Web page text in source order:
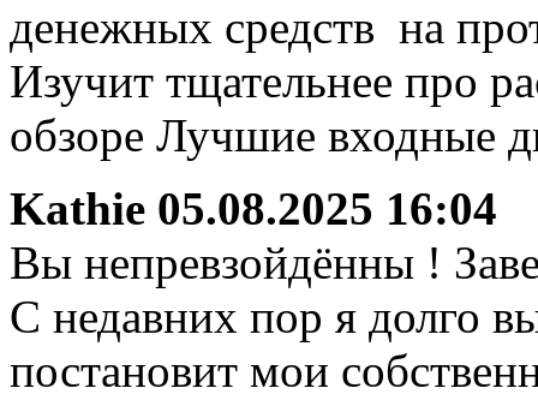
денежных средств на
Изучит тщательнее про
обзоре Лучшие входные
Kathie 05.08.2025 16:04
Вы непревзойдённы !
С недавних пор я долго
постановит мои